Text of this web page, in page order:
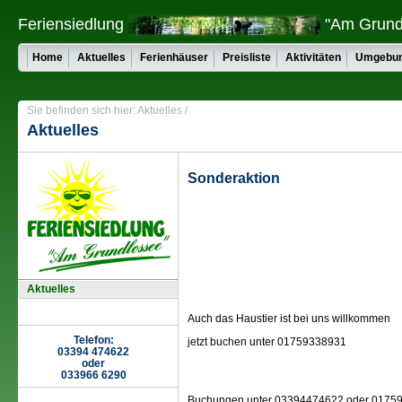
Feriensiedlung "Am
Home Aktuelles Ferienhäuser Preisliste Aktivitäten
Sie befinden sich hier: Aktuelles /
Aktuelles
Aktuelles
Telefon:
03394 474622
oder
033966 6290
Sonderaktion
Auch das Haustier ist bei uns willkommen
jetzt buchen unter 01759338931